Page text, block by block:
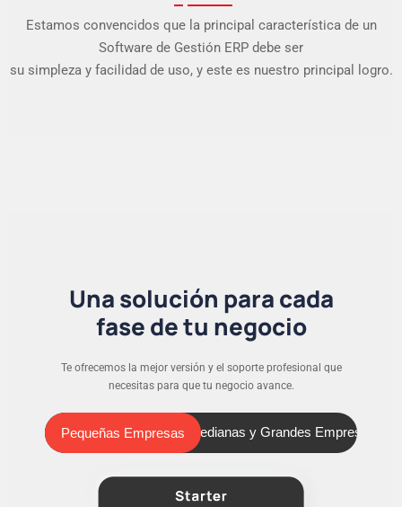
Estamos convencidos que la principal característica de un
Software de Gestión ERP debe ser
su simpleza y facilidad de uso, y este es nuestro principal logro.
Una solución para cada
fase de tu negocio
Te ofrecemos la mejor versión y el soporte profesional que
necesitas para que tu negocio avance.
Pequeñas Empresas
Pequeñas Empresas Medianas y Grandes Empresas